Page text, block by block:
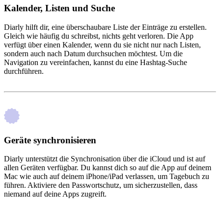
Kalender, Listen und Suche
Diarly hilft dir, eine überschaubare Liste der Einträge zu erstellen.
Gleich wie häufig du schreibst, nichts geht verloren. Die App
verfügt über einen Kalender, wenn du sie nicht nur nach Listen,
sondern auch nach Datum durchsuchen möchtest. Um die
Navigation zu vereinfachen, kannst du eine Hashtag-Suche
durchführen.
Geräte synchronisieren
Diarly unterstützt die Synchronisation über die iCloud und ist auf
allen Geräten verfügbar. Du kannst dich so auf die App auf deinem
Mac wie auch auf deinem iPhone/iPad verlassen, um Tagebuch zu
führen. Aktiviere den Passwortschutz, um sicherzustellen, dass
niemand auf deine Apps zugreift.